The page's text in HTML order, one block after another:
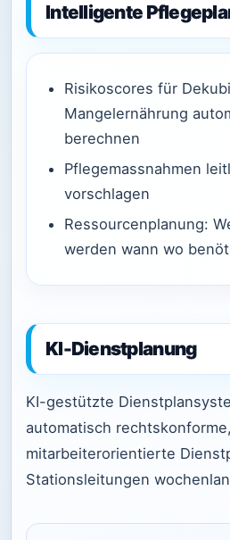
Intelligente
Risikoscores für
Mangelernährung
berechnen
Pflegemassnahmen
vorschlagen
Ressourcenplanung:
werden wann wo
KI-Dienstplanung
KI-gestützte
automatisch rechtskonforme,
mitarbeiterorientierte
Stationsleitungen